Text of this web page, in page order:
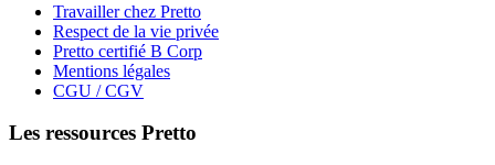
Travailler chez Pretto
Respect de la vie privée
Pretto certifié B Corp
Mentions légales
CGU / CGV
Les ressources Pretto